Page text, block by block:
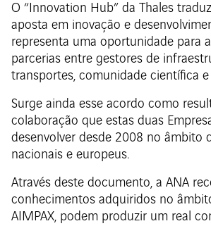
O “Innovation Hub” da Thales
aposta em inovação e
representa uma oportunidade para
parcerias entre gestores de
transportes, comunidade científica
Surge ainda esse acordo como
colaboração que estas duas
desenvolver desde 2008 no âmbito
nacionais e europeus.
Através deste documento, a ANA
conhecimentos adquiridos no
AIMPAX, podem produzir um real